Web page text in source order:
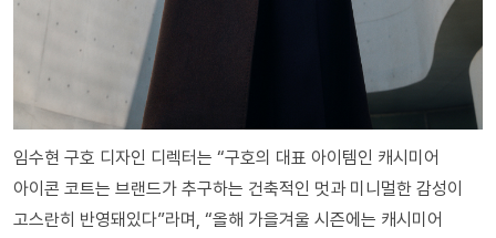
임수현 구호 디자인 디렉터는 “구호의 대표 아이템인 캐시미어
아이콘 코트는 브랜드가 추구하는 건축적인 멋과 미니멀한 감성이
고스란히 반영돼있다”라며, “올해 가을겨울 시즌에는 캐시미어